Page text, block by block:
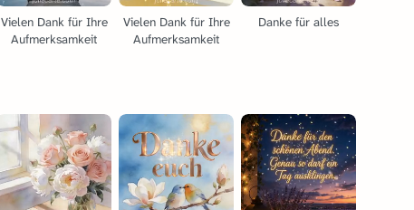
Vielen Dank für Ihre
Aufmerksamkeit
Vielen Dank für Ihre
Aufmerksamkeit
Danke für alles